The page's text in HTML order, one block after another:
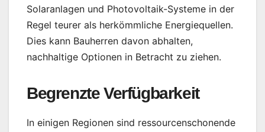
Solaranlagen und Photovoltaik-Systeme in der
Regel teurer als herkömmliche Energiequellen.
Dies kann Bauherren davon abhalten,
nachhaltige Optionen in Betracht zu ziehen.
Begrenzte Verfügbarkeit
In einigen Regionen sind ressourcenschonende